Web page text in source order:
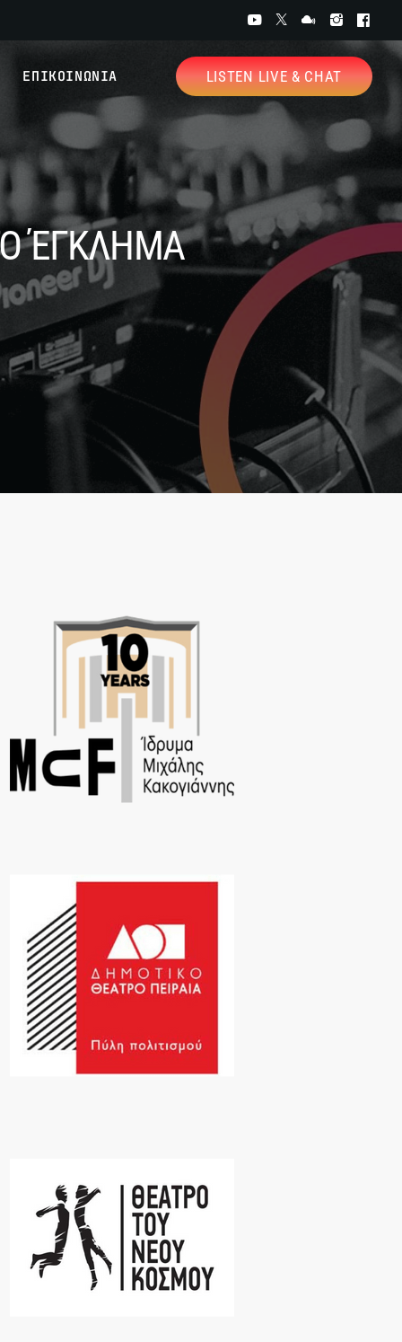
ΕΠΙΚΟΙΝΩΝΙΑ LISTEN LIVE & CHAT
ΈΓΚΛΗΜΑ